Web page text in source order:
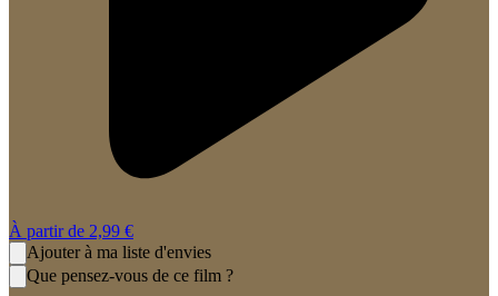
À partir de 2,99 €
Ajouter à ma liste d'envies
Que pensez-vous de ce film ?